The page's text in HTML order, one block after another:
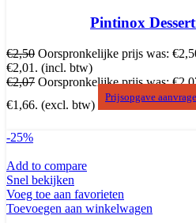
Pintinox
€2,50 Oorspronkelijke prijs was:
€2,01. (incl. btw)
€2,07 Oorspronkelijke prijs was:
€1,66. (excl. btw)
Prijsopgave
-25%
Add to compare
Snel bekijken
Voeg toe aan favorieten
Toevoegen aan winkelwagen